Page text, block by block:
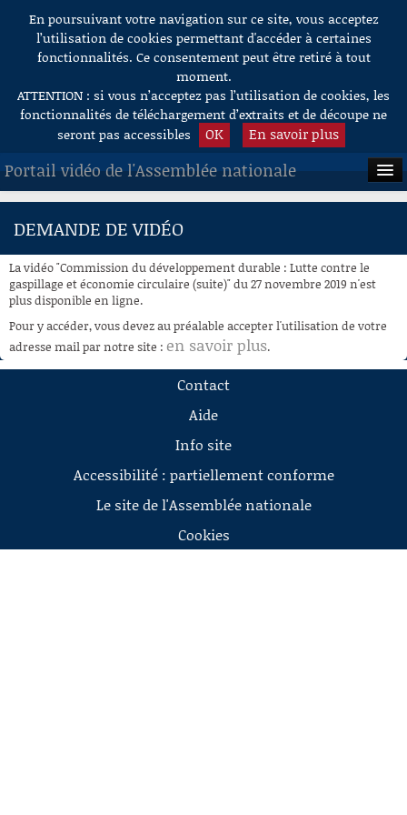
Aller au contenu
En poursuivant votre navigation sur ce site, vous acceptez
l’utilisation de cookies permettant d'accéder à certaines
fonctionnalités. Ce consentement peut être retiré à tout
moment.
ATTENTION : si vous n’acceptez pas l’utilisation de cookies, les
fonctionnalités de téléchargement d’extraits et de découpe ne
seront pas accessibles
OK En savoir plus
Portail vidéo de l'Assemblée nationale
ACCUEIL
À LA DEMANDE
RECHERCHE
AIDE À LA DÉCOUPE
DE VIDÉOS
DEMANDE DE VIDÉO
La vidéo "Commission du développement durable : Lutte contre le
gaspillage et économie circulaire (suite)" du 27 novembre 2019 n'est
plus disponible en ligne.
Pour y accéder, vous devez au préalable accepter l'utilisation de votre
adresse mail par notre site : en savoir plus.
Contact
Aide
Info site
Accessibilité : partiellement conforme
Le site de l'Assemblée nationale
Cookies